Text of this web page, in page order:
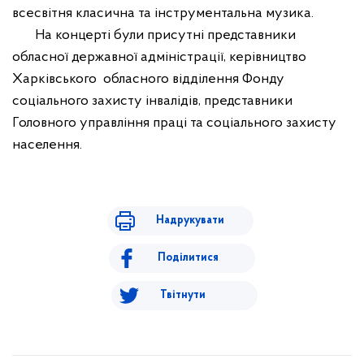
всесвітня класична та інструментальна музика.
На концерті були присутні представники
обласної державної адміністрації, керівництво
Харківського обласного відділення Фонду
соціального захисту інвалідів, представники
Головного управління праці та соціального захисту
населення.
Надрукувати
Поділитися
Твітнути